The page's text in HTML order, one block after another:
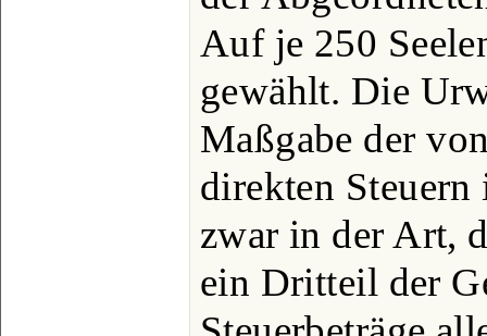
Auf je 250
gewählt. Die
Maßgabe der
direkten
zwar in der Art,
ein Dritteil der